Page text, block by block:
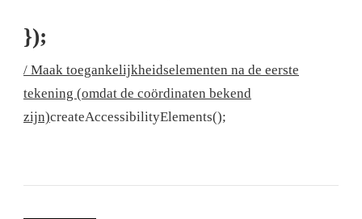
});
/ Maak toegankelijkheidselementen na de eerste
tekening (omdat de coördinaten bekend
zijn)createAccessibilityElements();